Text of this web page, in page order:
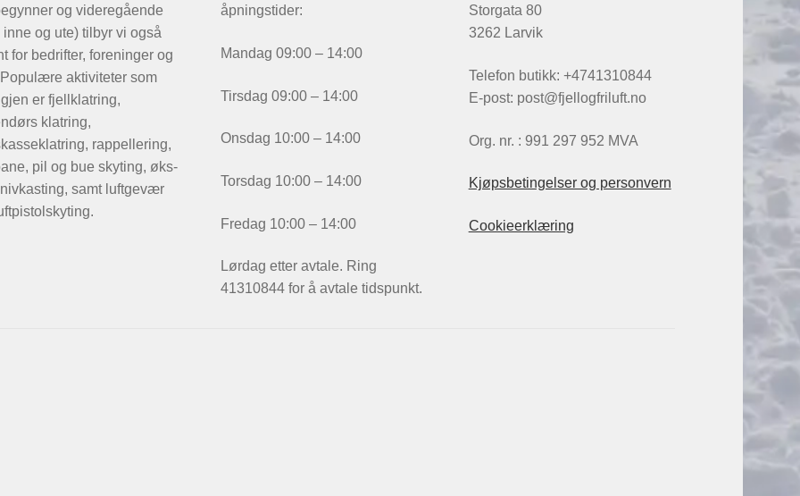
og videregående
inne og ute) tilbyr vi også
for bedrifter, foreninger og
aktiviteter som
er fjellklatring,
klatring,
rappellering,
pil og bue skyting, øks-
samt luftgevær
åpningstider:
Mandag 09:00 – 14:00
Tirsdag 09:00 – 14:00
Onsdag 10:00 – 14:00
Torsdag 10:00 – 14:00
Fredag 10:00 – 14:00
Lørdag etter avtale. Ring
41310844 for å avtale tidspunkt.
Storgata 80
3262 Larvik
Telefon butikk: +4741310844
E-post: post@fjellogfriluft.no
Org. nr. : 991 297 952 MVA
Kjøpsbetingelser og personvern
Cookieerklæring